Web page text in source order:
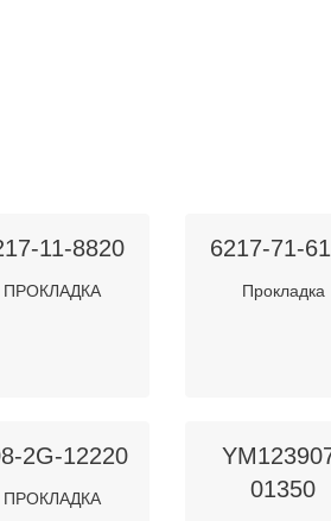
11-8820
ПРОКЛАДКА
6217-71-
Прокладка
2G-12220
ПРОКЛАДКА
01350